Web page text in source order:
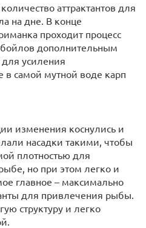
аттрактантов для
на дне. В конце
проходит процесс
дополнительным
для усиления
в самой мутной воде карп
изменения коснулись и
насадки такими, чтобы
плотностью для
но при этом легко и
главное – максимально
для привлечения рыбы.
структуру и легко